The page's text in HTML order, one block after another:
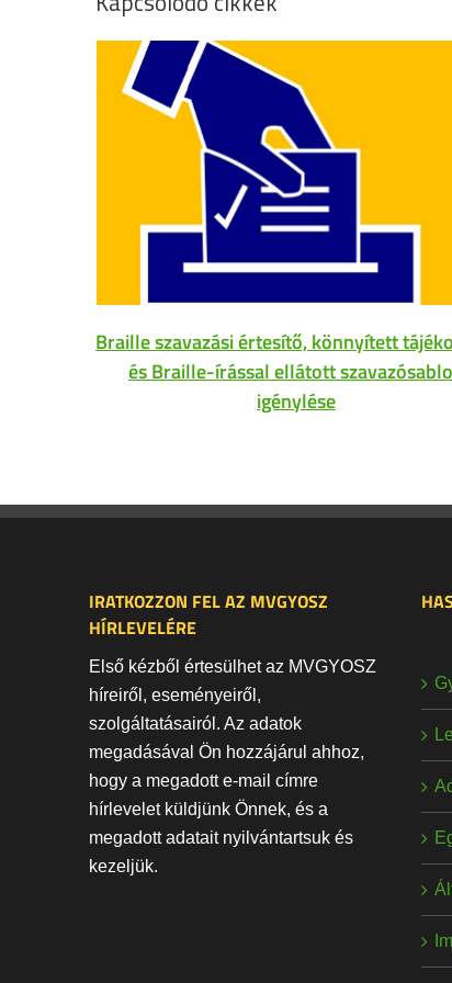
Braille szavazási értesítő, könnyített
és Braille-írással ellátott
igénylése
IRATKOZZON FEL AZ MVGYOSZ
HÍRLEVELÉRE
Első kézből értesülhet az MVGYOSZ
híreiről, eseményeiről,
szolgáltatásairól. Az adatok
megadásával Ön hozzájárul ahhoz,
hogy a megadott e-mail címre
hírlevelet küldjünk Önnek, és a
megadott adatait nyilvántartsuk és
kezeljük.